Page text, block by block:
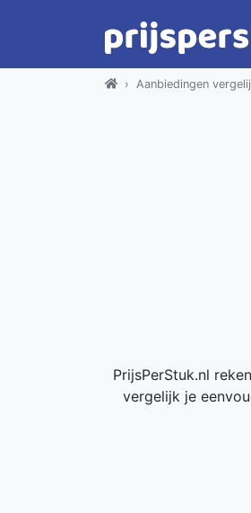
Aanbiedingen
PrijsPerStuk.nl
vergelijk je